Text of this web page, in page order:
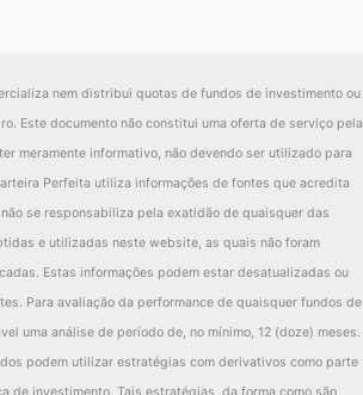
nem distribui quotas de fundos de investimento ou
Este documento não constitui uma oferta de serviço pela
meramente informativo, não devendo ser utilizado para
Perfeita utiliza informações de fontes que acredita
se responsabiliza pela exatidão de quaisquer das
e utilizadas neste website, as quais não foram
Estas informações podem estar desatualizadas ou
Para avaliação da performance de quaisquer fundos de
uma análise de período de, no mínimo, 12 (doze) meses.
podem utilizar estratégias com derivativos como parte
de investimento. Tais estratégias, da forma como são